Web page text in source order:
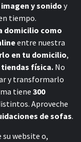
imagen y sonido y
tiempo.
domicilio como
entre nuestra
en tu domicilio,
física. No
y transformarlo
tiene 300
Aproveche
de sofas.
website o,